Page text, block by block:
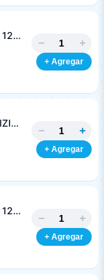
− +
+ Agregar
− +
+ Agregar
− +
+ Agregar